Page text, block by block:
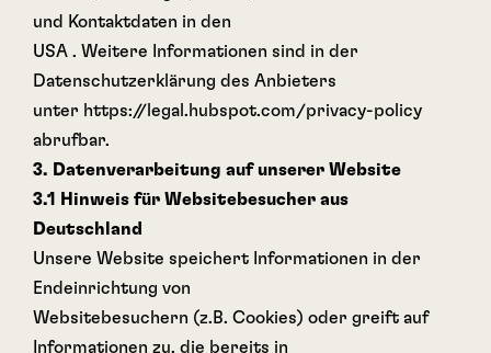
und Kontaktdaten in den
USA . Weitere Informationen sind in der
Datenschutzerklärung des Anbieters
unter https://legal.hubspot.com/privacy-policy
abrufbar.
3. Datenverarbeitung auf unserer Website
3.1 Hinweis für Websitebesucher aus
Deutschland
Unsere Website speichert Informationen in der
Endeinrichtung von
Websitebesuchern (z.B. Cookies) oder greift auf
Informationen zu, die bereits in